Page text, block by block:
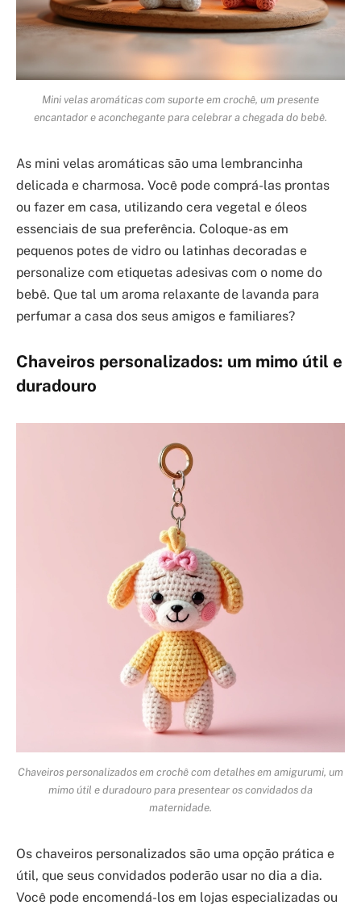
Mini velas aromáticas com suporte em crochê, um presente
encantador e aconchegante para celebrar a chegada do bebê.
As mini velas aromáticas são uma lembrancinha
delicada e charmosa. Você pode comprá-las prontas
ou fazer em casa, utilizando cera vegetal e óleos
essenciais de sua preferência. Coloque-as em
pequenos potes de vidro ou latinhas decoradas e
personalize com etiquetas adesivas com o nome do
bebê. Que tal um aroma relaxante de lavanda para
perfumar a casa dos seus amigos e familiares?
Chaveiros personalizados: um mimo útil e
duradouro
Chaveiros personalizados em crochê com detalhes em amigurumi, um
mimo útil e duradouro para presentear os convidados da
maternidade.
Os chaveiros personalizados são uma opção prática e
útil, que seus convidados poderão usar no dia a dia.
Você pode encomendá-los em lojas especializadas ou